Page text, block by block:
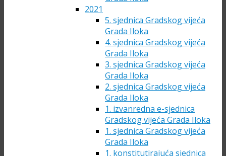
2021
5. sjednica Gradskog vijeća
Grada Iloka
4. sjednica Gradskog vijeća
Grada Iloka
3. sjednica Gradskog vijeća
Grada Iloka
2. sjednica Gradskog vijeća
Grada Iloka
1. izvanredna e-sjednica
Gradskog vijeća Grada Iloka
1. sjednica Gradskog vijeća
Grada Iloka
1. konstitutirajuća sjednica